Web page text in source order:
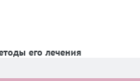
его лечения